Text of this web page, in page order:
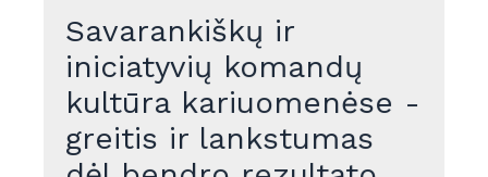
Savarankiškų ir
iniciatyvių komandų
kultūra kariuomenėse -
greitis ir lankstumas